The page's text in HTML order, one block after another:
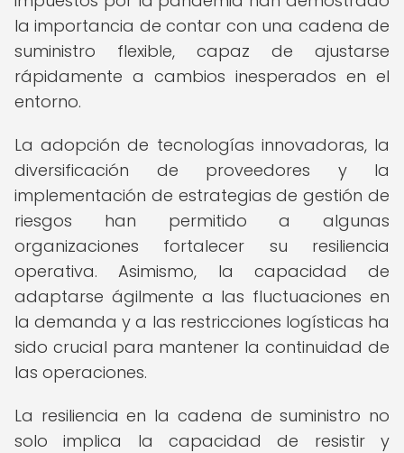
la importancia de contar con una cadena de
suministro flexible, capaz de ajustarse
rápidamente a cambios inesperados en el
entorno.
La adopción de tecnologías innovadoras, la
diversificación de proveedores y la
implementación de estrategias de gestión de
riesgos han permitido a algunas
organizaciones fortalecer su resiliencia
operativa. Asimismo, la capacidad de
adaptarse ágilmente a las fluctuaciones en
la demanda y a las restricciones logísticas ha
sido crucial para mantener la continuidad de
las operaciones.
La resiliencia en la cadena de suministro no
solo implica la capacidad de resistir y